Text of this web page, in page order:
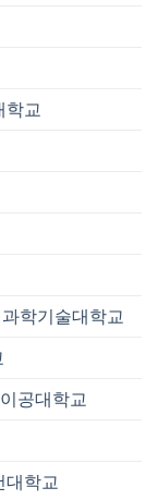
학교
과학기술대학교
이공대학교
대학교